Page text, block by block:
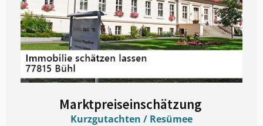
Marktpreiseinschätzung ​
Kurzgutachten / Resümee